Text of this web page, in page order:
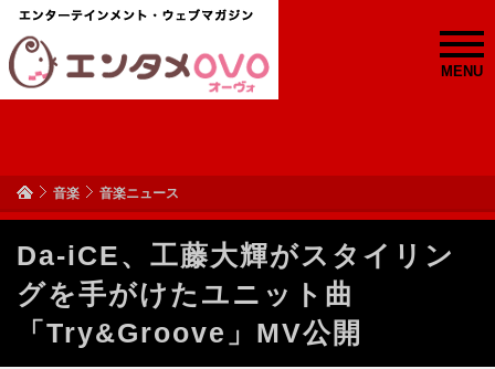
MENU
音楽 音楽ニュース
Da-iCE、工藤大輝がスタイリン
グを手がけたユニット曲
「Try&Groove」MV公開